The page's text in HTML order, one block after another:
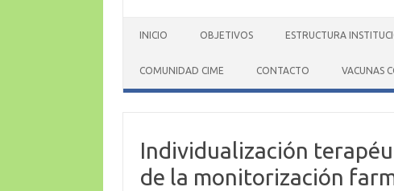
INICIO OBJETIVOS ESTRUCTURA
COMUNIDAD CIME CONTACTO VACUNAS
Individualización
de la monitorización